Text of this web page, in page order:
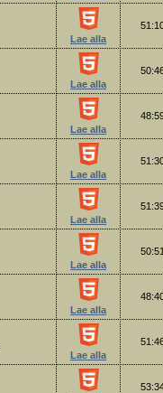
Lae alla
Lae alla
Lae alla
Lae alla
Lae alla
Lae alla
50:51
Lae alla
Lae alla